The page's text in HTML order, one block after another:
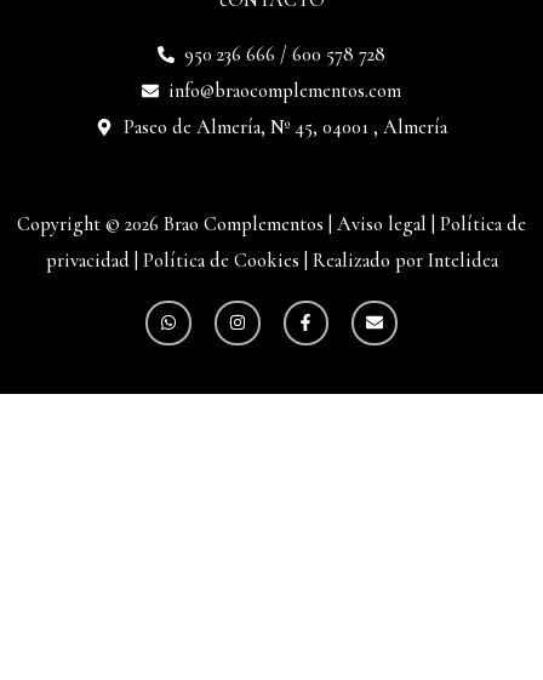
950 236 666 / 600 578 728
info@braocomplementos.com
Paseo de Almería, Nº 45, 04001 , Almería
Copyright © 2026 Brao Complementos | Aviso legal Política de
privacidad Política de Cookies Realizado por Intelidea
W
h
a
a
I
n
s
g
F
a
c
o
E
n
v
o